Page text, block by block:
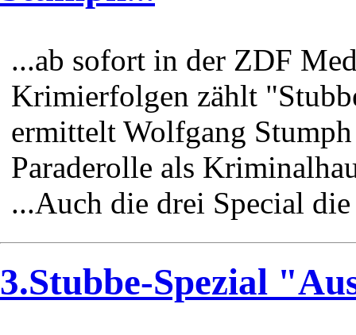
...ab sofort in der ZDF
Krimierfolgen zählt
ermittelt Wolfgang
Paraderolle als
...Auch die drei Special
3.Stubbe-Spezial